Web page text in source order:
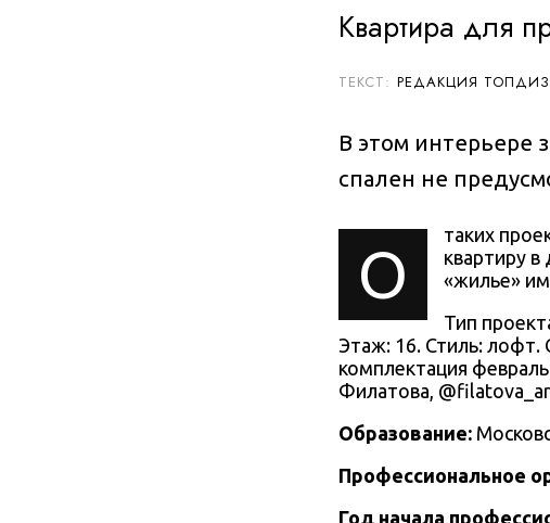
Квартира для
РЕДАКЦИЯ
В этом интерьере
спален не
О
таких
квартиру
«жилье»
Тип
Этаж: 16. Стиль: лофт.
комплектация
Филатова,
Образование:
Профессиональное
Год начала